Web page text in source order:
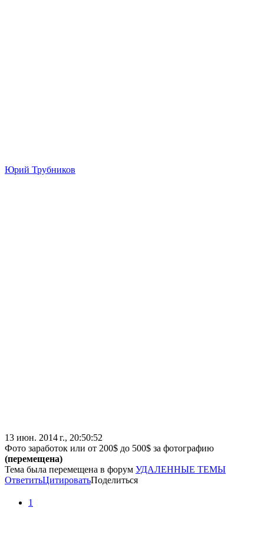
Юрий Трубников
13 июн. 2014 г., 20:50:52
Фото заработок или от 200$ до 500$ за фотографию
(перемещена)
Тема была перемещена в форум УДАЛЕННЫЕ ТЕМЫ
ОтветитьЦитироватьПоделиться
1